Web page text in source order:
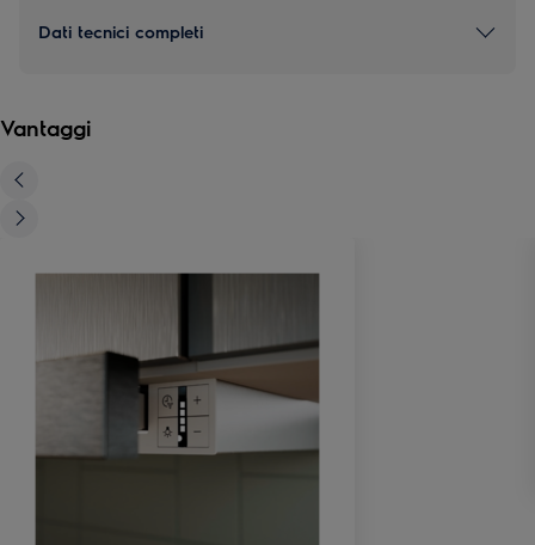
Dati tecnici completi
Vantaggi